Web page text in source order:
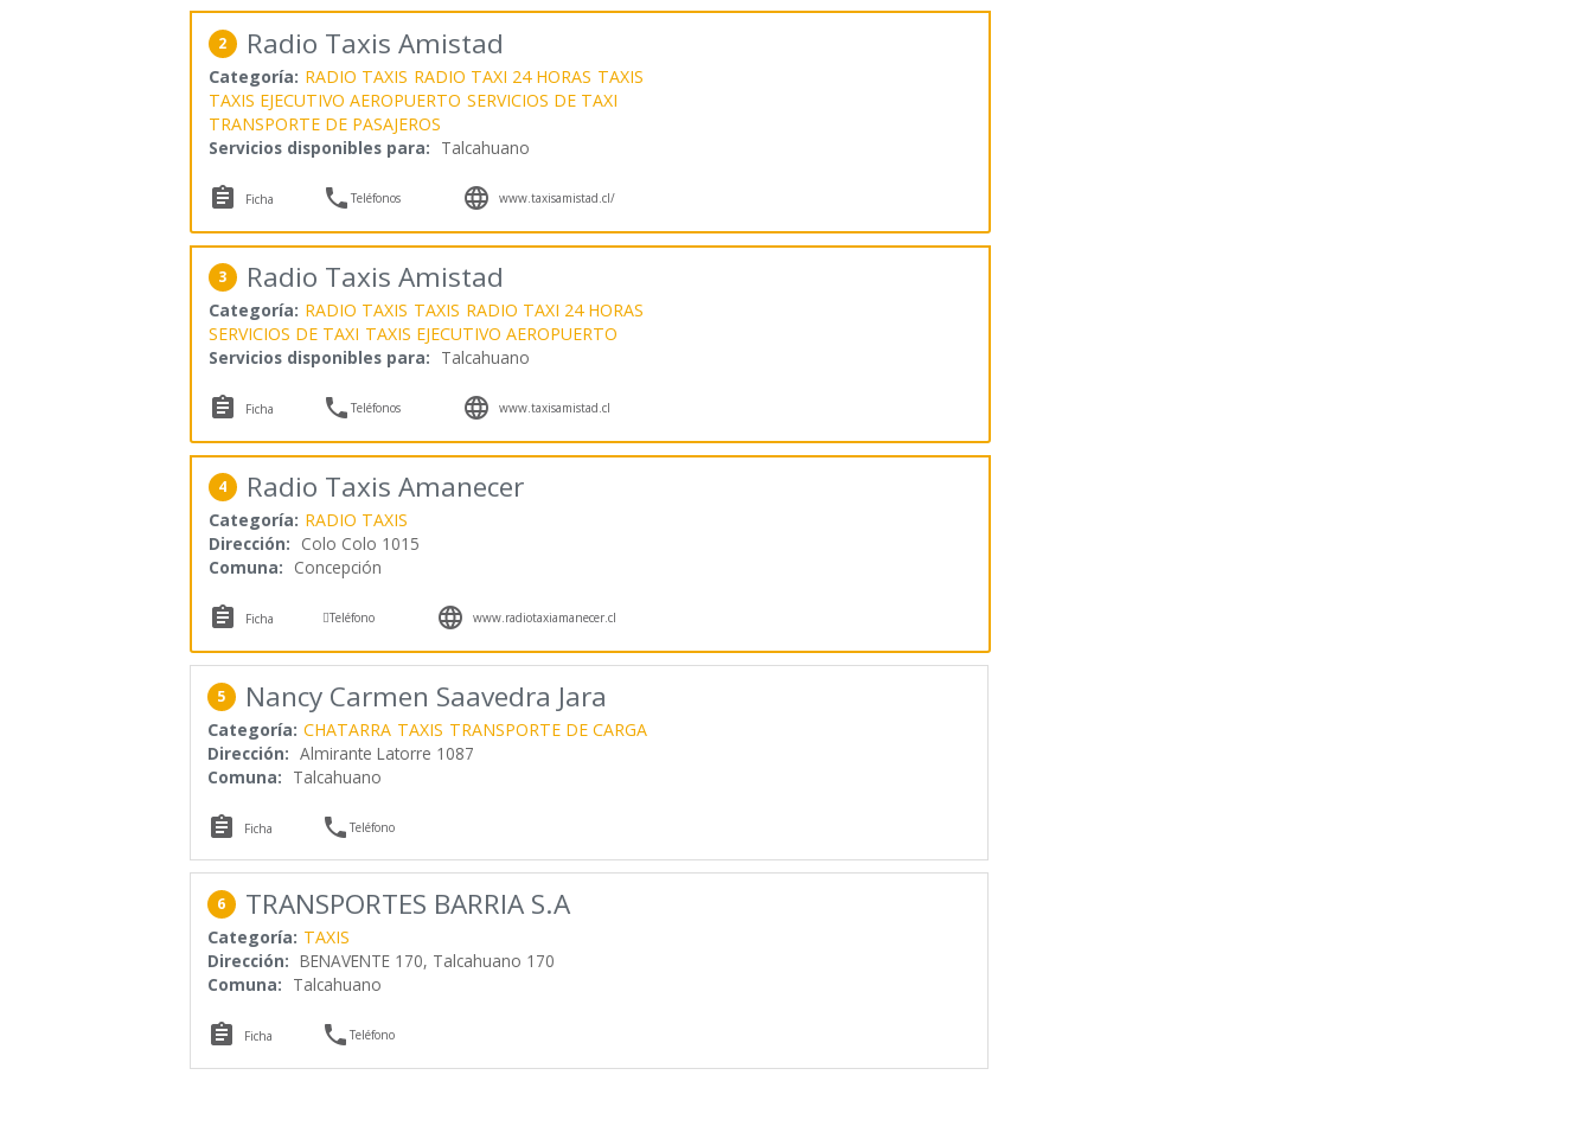
2 Radio Taxis Amistad
Categoría: RADIO TAXIS RADIO TAXI 24 HORAS TAXIS
TAXIS EJECUTIVO AEROPUERTO SERVICIOS DE TAXI
TRANSPORTE DE PASAJEROS
Servicios disponibles para: Talcahuano
 Ficha Teléfonos  www.taxisamistad.cl/
3 Radio Taxis Amistad
Categoría: RADIO TAXIS TAXIS RADIO TAXI 24 HORAS
SERVICIOS DE TAXI TAXIS EJECUTIVO AEROPUERTO
Servicios disponibles para: Talcahuano
 Ficha Teléfonos  www.taxisamistad.cl
4 Radio Taxis Amanecer
Categoría: RADIO TAXIS
Dirección: Colo Colo 1015
Comuna: Concepción
 Ficha Teléfono  www.radiotaxiamanecer.cl
5 Nancy Carmen Saavedra Jara
Categoría: CHATARRA TAXIS TRANSPORTE DE CARGA
Dirección: Almirante Latorre 1087
Comuna: Talcahuano
 Ficha Teléfono
6 TRANSPORTES BARRIA S.A
Categoría: TAXIS
Dirección: BENAVENTE 170, Talcahuano 170
Comuna: Talcahuano
 Ficha Teléfono